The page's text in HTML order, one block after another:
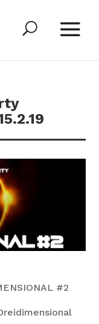
#2